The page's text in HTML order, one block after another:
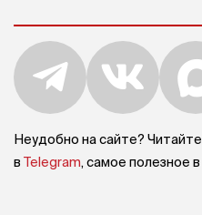
Неудобно на сайте?
в Telegram, самое полезное в